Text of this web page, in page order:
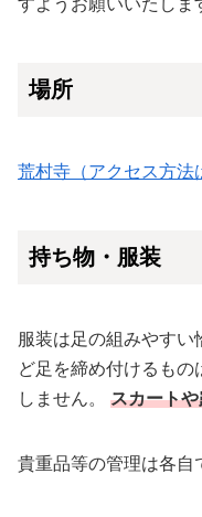
場所
荒村寺（アクセス方法
持ち物・服装
服装は足の組みやす
ど足を締め付けるも
しません。 スカート
貴重品等の管理は各自